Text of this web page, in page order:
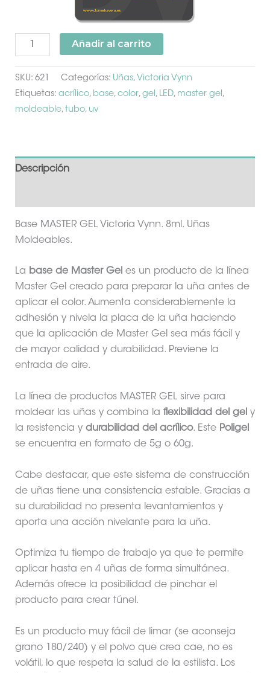
Añadir al carrito
SKU: 621 Categorías: Uñas, Victoria Vynn
Etiquetas: acrílico, base, color, gel , LED, master gel ,
moldeable, tubo, uv
Descripción
Base MASTER GEL Victoria Vynn. 8ml. Uñas
Moldeables.
La base de Master Geles un producto de la línea
Master Gel creado para preparar la uña antes de
aplicar el color. Aumenta considerablemente la
adhesión y nivela la placa de la uña haciendo
que la aplicación de Master Gel sea más fácil y
de mayor calidad y durabilidad. Previene la
entrada de aire.
La línea de productos MASTER GEL sirve para
moldear las uñas y combina la flexibilidad del gel y
la resistencia ydurabilidad del acrílico. Este Poligel
se encuentra en formato de 5g o 60g.
Cabe destacar, que este sistema de construcción
de uñas tiene una consistencia estable. Gracias a
su durabilidad no presenta levantamientos y
aporta una acción nivelante para la uña.
Optimiza tu tiempo de trabajo ya que te permite
aplicar hasta en 4 uñas de forma simultánea.
Además ofrece la posibilidad de pinchar el
producto para crear túnel.
Es un producto muy fácil de limar (se aconseja
grano 180/240) y el polvo que crea cae, no es
volátil, lo que respeta la salud de la estilista. Los